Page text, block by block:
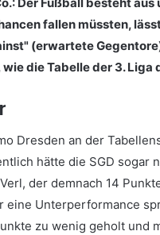
fallen müssten,
(erwartete
die Tabelle der 3.
Dresden an der
hätte die SGD sogar
der demnach 14
Unterperformance
zu wenig geholt und